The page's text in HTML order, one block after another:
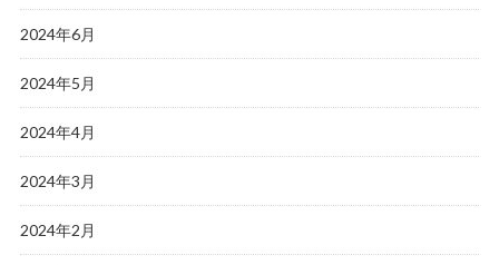
2024年6月
2024年5月
2024年4月
2024年3月
2024年2月